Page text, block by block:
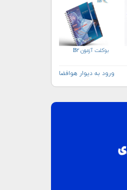
بوکلت آزمون B۲
ورود به دیوار هوافضا